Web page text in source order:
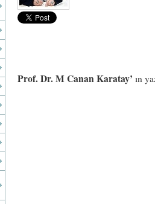
Prof. Dr. M Canan Karatay’ ın